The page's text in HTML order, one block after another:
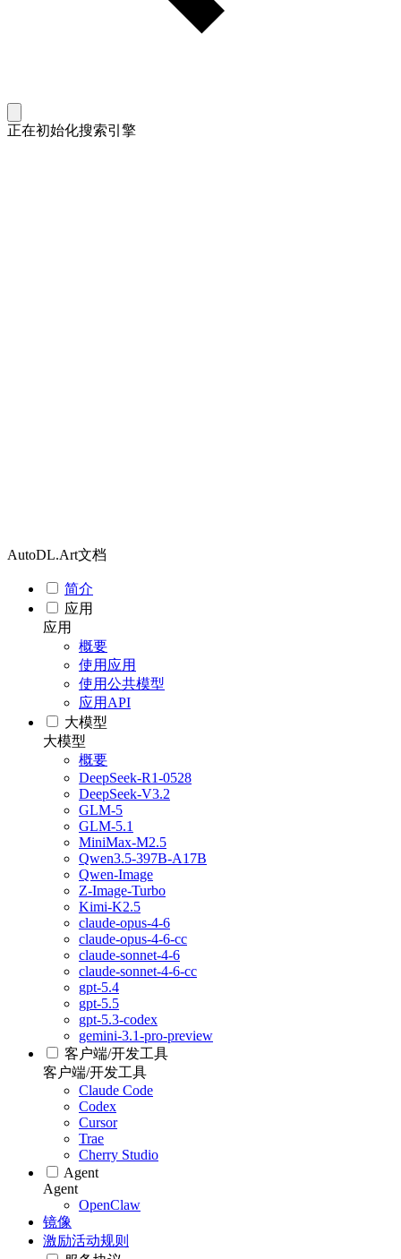
正在初始化搜索引擎
AutoDL.Art文档
简介
应用
应用
概要
使用应用
使用公共模型
应用API
大模型
大模型
概要
DeepSeek-R1-0528
DeepSeek-V3.2
GLM-5
GLM-5.1
MiniMax-M2.5
Qwen3.5-397B-A17B
Qwen-Image
Z-Image-Turbo
Kimi-K2.5
claude-opus-4-6
claude-opus-4-6-cc
claude-sonnet-4-6
claude-sonnet-4-6-cc
gpt-5.4
gpt-5.5
gpt-5.3-codex
gemini-3.1-pro-preview
客户端/开发工具
客户端/开发工具
Claude Code
Codex
Cursor
Trae
Cherry Studio
Agent
Agent
OpenClaw
镜像
激励活动规则